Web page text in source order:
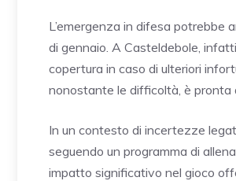
L’emergenza in difesa potrebbe
di gennaio. A Casteldebole,
copertura in caso di ulteriori
nonostante le difficoltà, è pronta
In un contesto di incertezze
seguendo un programma di
impatto significativo nel gioco